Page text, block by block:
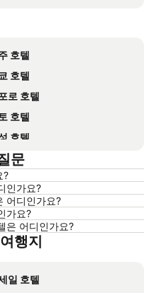
호텔
호텔
로 호텔
호텔
호텔
호텔
호텔
시마 호텔
호텔
나와 호텔
페이 호텔
문
?
인가요?
어디인가요?
가요?
은 어디인가요?
행지
일 호텔